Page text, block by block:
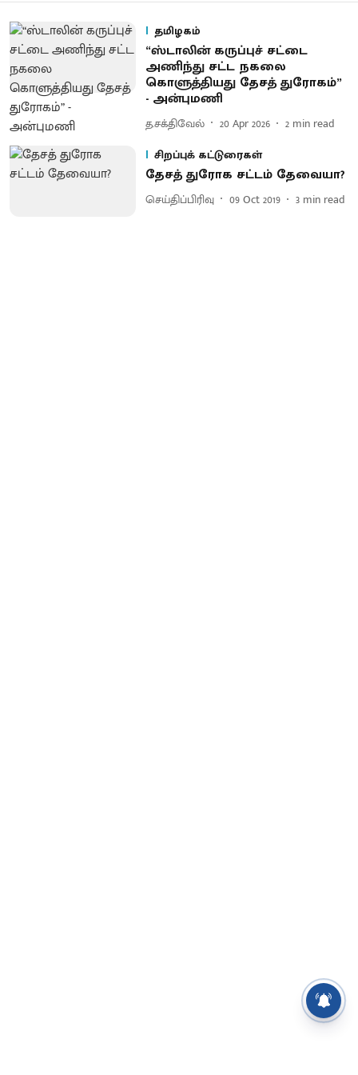
தமிழகம்
“ஸ்டாலின் கருப்புச் சட்டை
அணிந்து சட்ட நகலை
கொளுத்தியது தேசத் துரோகம்”
- அன்புமணி
த.சக்திவேல் 20 Apr 2026 2 min read
சிறப்புக் கட்டுரைகள்
தேசத் துரோக சட்டம் தேவையா?
செய்திப்பிரிவு 09 Oct 2019 3 min read